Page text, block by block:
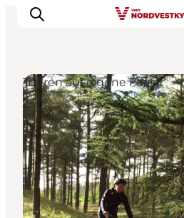
Urlaubsorte
Inspiration
Events
Unterkunft
Mach deine
Touren auf eigene Faust